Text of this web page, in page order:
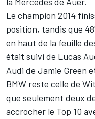
Le champion 2014
position, tandis que
en haut de la feuille
était suivi de Lucas
Audi de Jamie Green
BMW reste celle de
que seulement deux
accrocher le Top 10